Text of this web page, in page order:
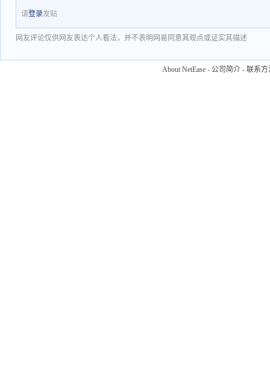
请登录发贴
网友评论仅供网友表达个人看法，并不表明网易同意其观点或证实其描述
About NetEase - 公司简介 - 联系方